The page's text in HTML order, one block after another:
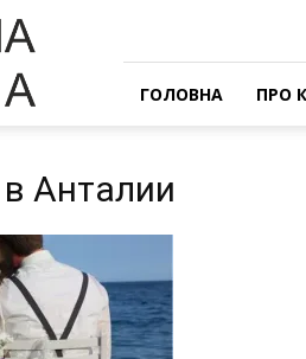
ГОЛОВНА ПРО
Анталии